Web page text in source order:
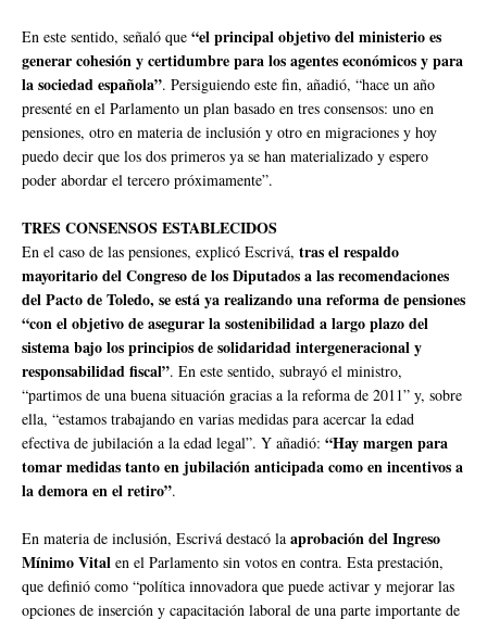
En este sentido, señaló que “el principal objetivo del ministerio es
generar cohesión y certidumbre para los agentes económicos y para
la sociedad española”. Persiguiendo este fin, añadió, “hace un año
presenté en el Parlamento un plan basado en tres consensos: uno en
pensiones, otro en materia de inclusión y otro en migraciones y hoy
puedo decir que los dos primeros ya se han materializado y espero
poder abordar el tercero próximamente”.
TRES CONSENSOS ESTABLECIDOS
En el caso de las pensiones, explicó Escrivá, tras el respaldo
mayoritario del Congreso de los Diputados a las recomendaciones
del Pacto de Toledo, se está ya realizando una reforma de pensiones
“con el objetivo de asegurar la sostenibilidad a largo plazo del
sistema bajo los principios de solidaridad intergeneracional y
responsabilidad fiscal”. En este sentido, subrayó el ministro,
“partimos de una buena situación gracias a la reforma de 2011” y, sobre
ella, “estamos trabajando en varias medidas para acercar la edad
efectiva de jubilación a la edad legal”. Y añadió: “Hay margen para
tomar medidas tanto en jubilación anticipada como en incentivos a
la demora en el retiro”.
En materia de inclusión, Escrivá destacó la aprobación del Ingreso
Mínimo Vital en el Parlamento sin votos en contra. Esta prestación,
que definió como “política innovadora que puede activar y mejorar las
opciones de inserción y capacitación laboral de una parte importante de